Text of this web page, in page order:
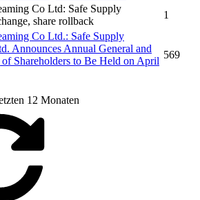
Co Ltd: Safe Supply
share rollback
1
Co Ltd.: Safe Supply
Announces Annual General and
Shareholders to Be Held on April
569
12 Monaten